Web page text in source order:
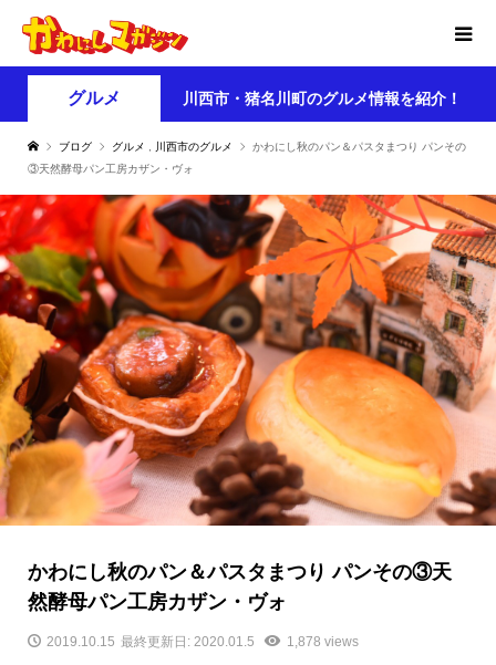
グルメ 川西市・猪名川町のグルメ情報を紹介！
ブログ グルメ 川西市のグルメ
かわにし秋のパン＆パスタまつり パンその
③天然酵母パン工房カザン・ヴォ
かわにし秋のパン＆パスタまつり パンその③天
然酵母パン工房カザン・ヴォ
2019.10.15 最終更新日: 2020.01.5 1,878 views